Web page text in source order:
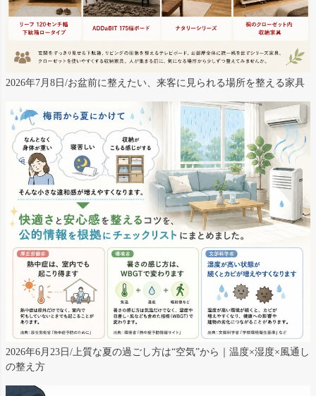
2026年7月8日/お盆前に整えたい、来客に見られる場所を整える家具
2026年6月23日/上質な夏の過ごし方は“空気”から｜温度×湿度×風通し
の整え方